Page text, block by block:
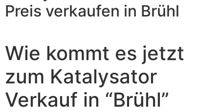
Preis verkaufen in Brühl
Wie kommt es jetzt
zum Katalysator
Verkauf in “Brühl ”